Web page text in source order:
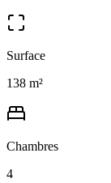
Surface
138 m²
Chambres
4